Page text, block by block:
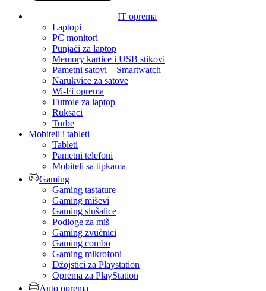
IT oprema
Laptopi
PC monitori
Punjači za laptop
Memory kartice i USB stikovi
Pametni satovi – Smartwatch
Narukvice za satove
Wi-Fi oprema
Futrole za laptop
Ruksaci
Torbe
Mobiteli i tableti
Tableti
Pametni telefoni
Mobiteli sa tipkama
Gaming
Gaming tastature
Gaming miševi
Gaming slušalice
Podloge za miš
Gaming zvučnici
Gaming combo
Gaming mikrofoni
Džojstici za Playstation
Oprema za PlayStation
Auto oprema